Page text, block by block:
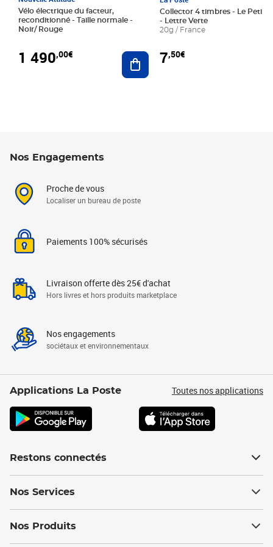
Vélo électrique du facteur,
reconditionné - Taille normale -
Noir/ Rouge
1 490,00€ Ajouter au panier
Collector 4 timbres - Le Petit
- Lettre Verte
20g / France
7,50€
Nos Engagements
Proche de vous
Localiser un bureau de poste
Paiements 100% sécurisés
Livraison offerte dès 25€ d'achat
Hors livres et hors produits marketplace
Nos engagements
sociétaux et environnementaux
Applications La Poste Toutes nos applications
Restons connectés
Nos Services
Nos Produits